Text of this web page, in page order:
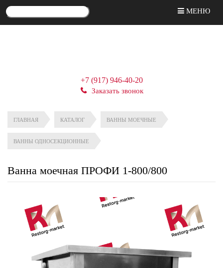
МЕНЮ
+7 (917) 946-40-20
Заказать звонок
ГЛАВНАЯ КАТАЛОГ ВАННЫ МОЕЧНЫЕ
ВАННЫ ОДНОСЕКЦИОННЫЕ
Ванна моечная ПРОФИ 1-800/800